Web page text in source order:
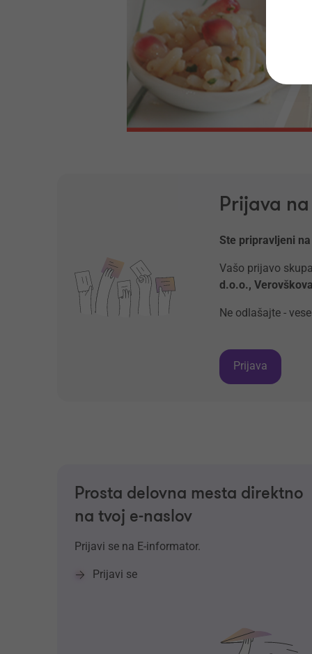
Prijava
Ste pripravljeni
Vašo prijavo
d.o.o.,
Ne odlašajte -
Prijava
Prosta delovna mesta direktno
na tvoj e-naslov
Prijavi se na E-informator.
Prijavi se